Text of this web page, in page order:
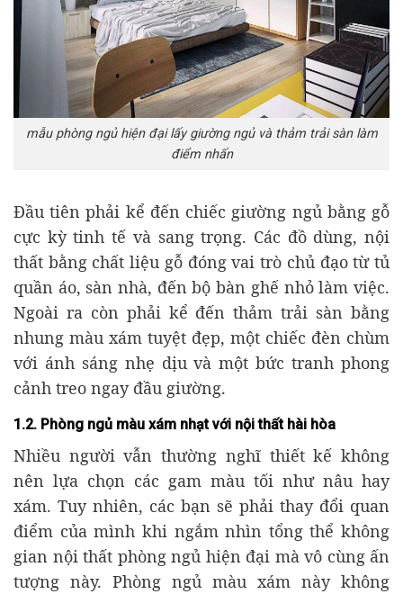
mẫu phòng ngủ hiện đại lấy giường ngủ và thảm trải sàn làm
điểm nhấn
Đầu tiên phải kể đến chiếc giường ngủ bằng gỗ
cực kỳ tinh tế và sang trọng. Các đồ dùng, nội
thất bằng chất liệu gỗ đóng vai trò chủ đạo từ tủ
quần áo, sàn nhà, đến bộ bàn ghế nhỏ làm việc.
Ngoài ra còn phải kể đến thảm trải sàn bằng
nhung màu xám tuyệt đẹp, một chiếc đèn chùm
với ánh sáng nhẹ dịu và một bức tranh phong
cảnh treo ngay đầu giường.
1.2. Phòng ngủ màu xám nhạt với nội thất hài hòa
Nhiều người vẫn thường nghĩ thiết kế không
nên lựa chọn các gam màu tối như nâu hay
xám. Tuy nhiên, các bạn sẽ phải thay đổi quan
điểm của mình khi ngắm nhìn tổng thể không
gian nội thất phòng ngủ hiện đại mà vô cùng ấn
tượng này. Phòng ngủ màu xám này không